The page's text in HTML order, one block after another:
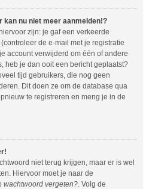
kan nu niet meer aanmelden!?
zijn: je gaf een verkeerde
de e-mail met je registratie
account verwijderd om één of andere
heb je dan ooit een bericht geplaatst?
tijd gebruikers, die nog geen
Dit doen ze om de database qua
te registreren en meng je in de
niet terug krijgen, maar er is wel
Hiervoor moet je naar de
wachtwoord vergeten? . Volg de